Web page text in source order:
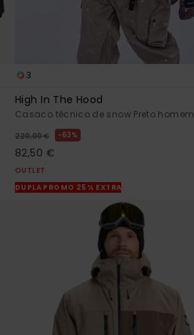
3
High In The Hood
Casaco técnico de snow Preto homem
220,00 € 63%
82,50 €
OUTLET
DUPLA PROMO 25% EXTRA